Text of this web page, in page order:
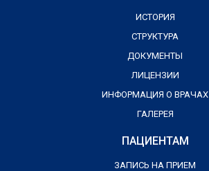
ИСТОРИЯ
СТРУКТУРА
ДОКУМЕНТЫ
ЛИЦЕНЗИИ
ИНФОРМАЦИЯ О ВРАЧАХ
ГАЛЕРЕЯ
ПАЦИЕНТАМ
ЗАПИСЬ НА ПРИЕМ